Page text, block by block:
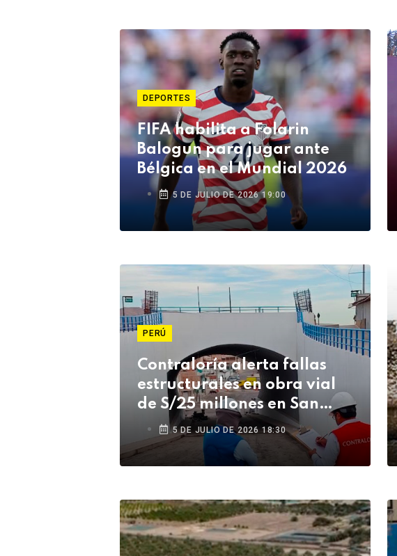
DEPORTES
FIFA habilita a Folarin
Balogun para jugar ante
Bélgica en el Mundial 2026
5 DE JULIO DE 2026 19:00
PERÚ
Contraloría alerta fallas
estructurales en obra vial
de S/25 millones en San
Antonio
5 DE JULIO DE 2026 18:30